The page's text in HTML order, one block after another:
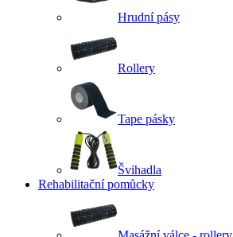
Hrudní pásy
Rollery
Tape pásky
Švihadla
Rehabilitační pomůcky